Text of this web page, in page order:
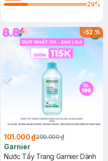
29%
-52%
101.000 ₫209.000 ₫
Garnier
Nước Tẩy Trang Garnier Dành